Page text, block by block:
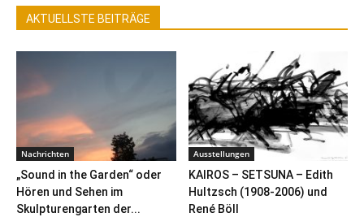
AKTUELLSTE BEITRÄGE
Nachrichten
„Sound in the Garden“ oder
Hören und Sehen im
Skulpturengarten der...
Ausstellungen
KAIROS – SETSUNA – Edith
Hultzsch (1908-2006) und
René Böll